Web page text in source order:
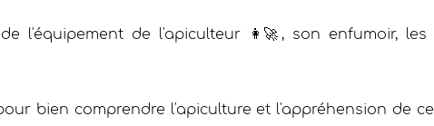
l'équipement de l'apiculteur 👩‍🚀, son enfumoir, les
bien comprendre l'apiculture et l'appréhension de ce